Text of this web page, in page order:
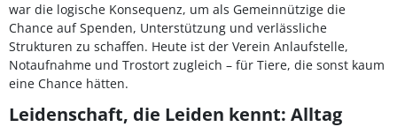
war die logische Konsequenz, um als Gemeinnützige die
Chance auf Spenden, Unterstützung und verlässliche
Strukturen zu schaffen. Heute ist der Verein Anlaufstelle,
Notaufnahme und Trostort zugleich – für Tiere, die sonst kaum
eine Chance hätten.
Leidenschaft, die Leiden kennt: Alltag